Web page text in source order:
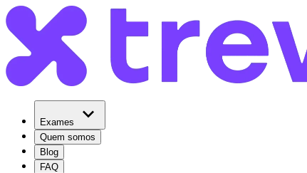
Exames
Quem somos
Blog
FAQ